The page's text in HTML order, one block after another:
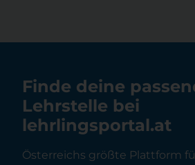
Finde deine
Lehrstelle bei
lehrlingsportal.at
Österreichs größte Plattform